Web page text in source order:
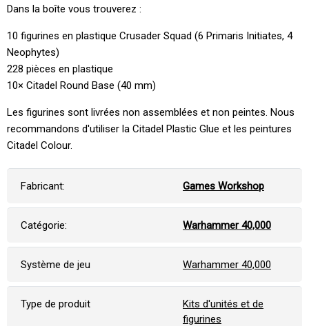
Dans la boîte vous trouverez :
10 figurines en plastique Crusader Squad (6 Primaris Initiates, 4
Neophytes)
228 pièces en plastique
10× Citadel Round Base (40 mm)
Les figurines sont livrées non assemblées et non peintes. Nous
recommandons d'utiliser la Citadel Plastic Glue et les peintures
Citadel Colour.
Fabricant: Games Workshop
Catégorie: Warhammer 40,000
Système de jeu Warhammer 40,000
Type de produit
Kits d'unités et de
figurines